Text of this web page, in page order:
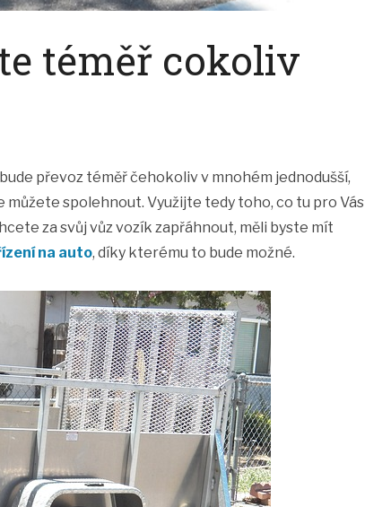
téměř cokoliv
převoz téměř čehokoliv v mnohém jednodušší,
můžete spolehnout. Využijte tedy toho, co tu pro Vás
za svůj vůz vozík zapřáhnout, měli byste mít
na auto, díky kterému to bude možné.